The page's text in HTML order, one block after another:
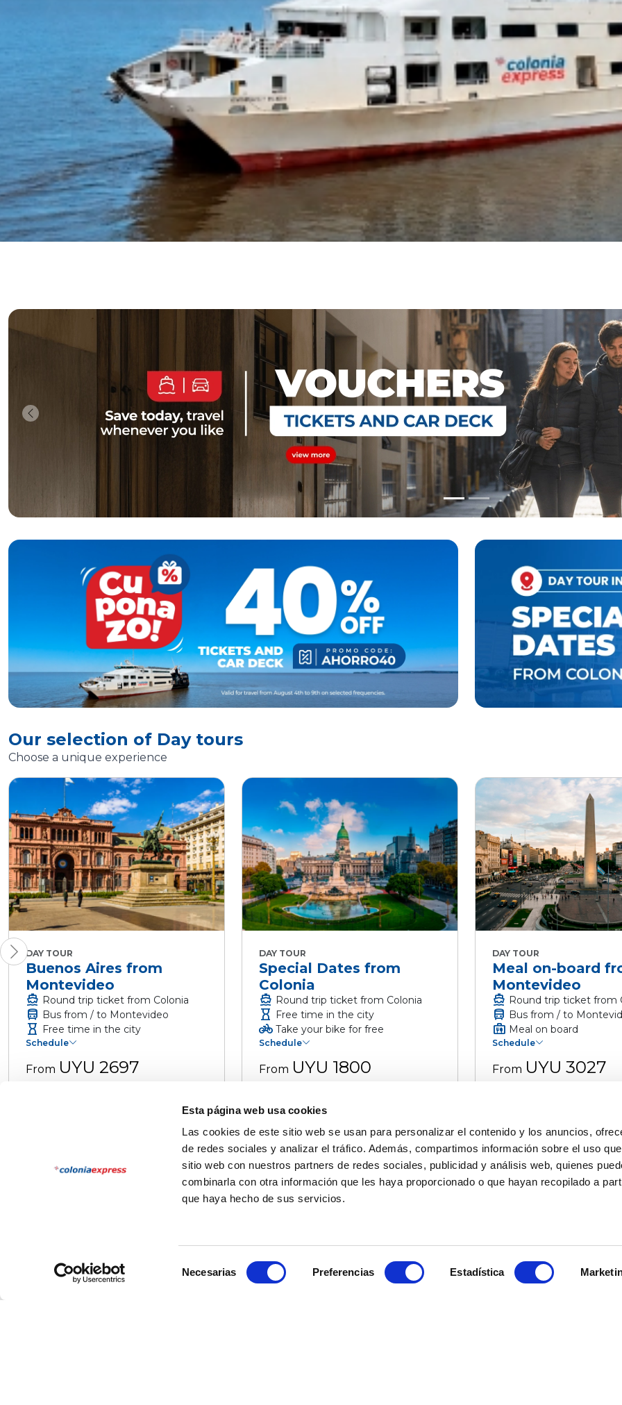
Esta página web usa cookies
Las cookies de este sitio web se usan para personalizar el contenido y los anuncios,
de redes sociales y analizar el tráfico. Además, compartimos información sobre el uso
sitio web con nuestros partners de redes sociales, publicidad y análisis web, quienes
combinarla con otra información que les haya proporcionado o que hayan recopilado a
que haya hecho de sus servicios.
Necesarias Preferencias Estadística
Previous
Our selection of Day tours
Choose a unique experience
DAY TOUR
Buenos Aires from
Montevideo
directions_boat Round trip ticket from Colonia
directions_bus Bus from / to Montevideo
hourglass Free time in the city
Schedule
From UYU 2697
DAY TOUR
Special Dates from
Colonia
directions_boat Round trip ticket from Colonia
hourglass Free time in the city
pedal_bike Take your bike for free
Schedule
From UYU 1800
DAY TOUR
Meal on-board
Montevideo
directions_boat Round trip ticket from
directions_bus Bus from / to
briefcase_meal Meal on board
Schedule
From UYU 3027
Our selection of Packages
Choose a unique experience